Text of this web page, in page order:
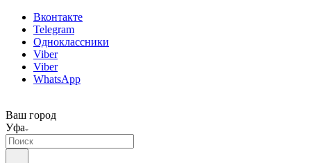
Вконтакте
Telegram
Одноклассники
Viber
Viber
WhatsApp
Ваш город
Уфа